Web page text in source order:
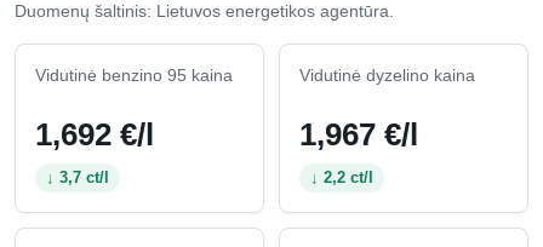
Duomenų šaltinis: Lietuvos energetikos agentūra.
Vidutinė benzino 95 kaina
1,692 €/l
↓ 3,7 ct/l
Vidutinė dyzelino kaina
1,967 €/l
↓ 2,2 ct/l